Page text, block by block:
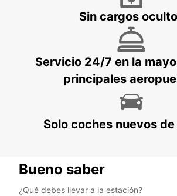
AEROPUERTO DE LONDRES
STANSTED - UNITED KINGDOM
Sin cargos
Servicio 24/7 en la
principales
Solo coches nuevos
Bueno saber
¿Qué debes llevar a la estación?